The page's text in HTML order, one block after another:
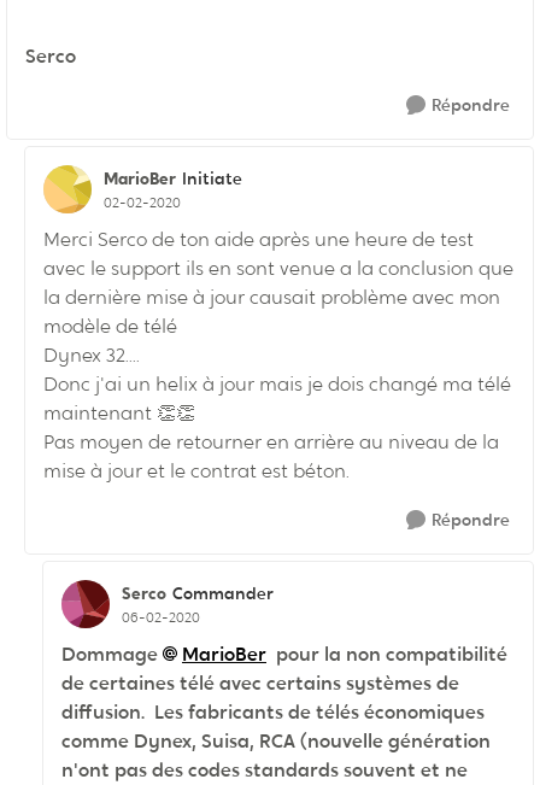
Serco
Répondre
MarioBer Initiate
02-02-2020
Merci Serco de ton aide après une heure de test
avec le support ils en sont venue a la conclusion que
la dernière mise à jour causait problème avec mon
modèle de télé
Dynex 32....
Donc j'ai un helix à jour mais je dois changé ma télé
maintenant 👏👏
Pas moyen de retourner en arrière au niveau de la
mise à jour et le contrat est béton.
Répondre
Serco Commander
06-02-2020
Dommage MarioBer pour la non compatibilité
de certaines télé avec certains systèmes de
diffusion. Les fabricants de télés économiques
comme Dynex, Suisa, RCA (nouvelle génération
n'ont pas des codes standards souvent et ne